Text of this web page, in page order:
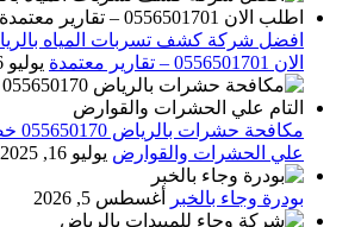
الان 0556501701‬‏ – تقارير معتمدة
يوليو 16, 2025
علي الحشرات والقوارض يوليو 16, 2025
بودرة وجاء بالخبر أغسطس 5, 2026